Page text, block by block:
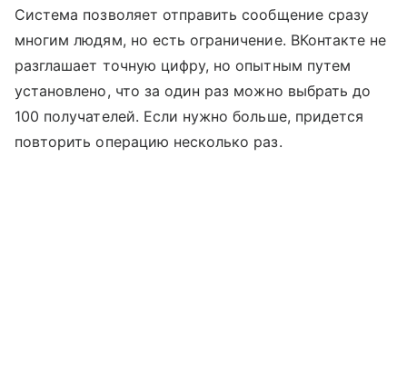
Система позволяет отправить сообщение сразу
многим людям, но есть ограничение. ВКонтакте не
разглашает точную цифру, но опытным путем
установлено, что за один раз можно выбрать до
100 получателей. Если нужно больше, придется
повторить операцию несколько раз.